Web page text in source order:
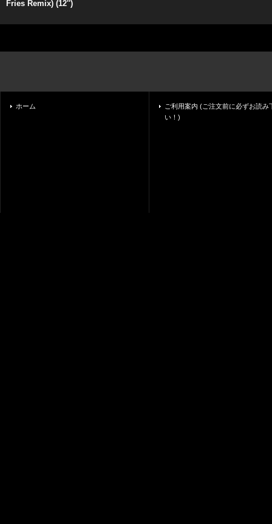
Fries Remix) (12'')
ホーム
ご利用案内 (ご注文前に必ずお読み
い！)